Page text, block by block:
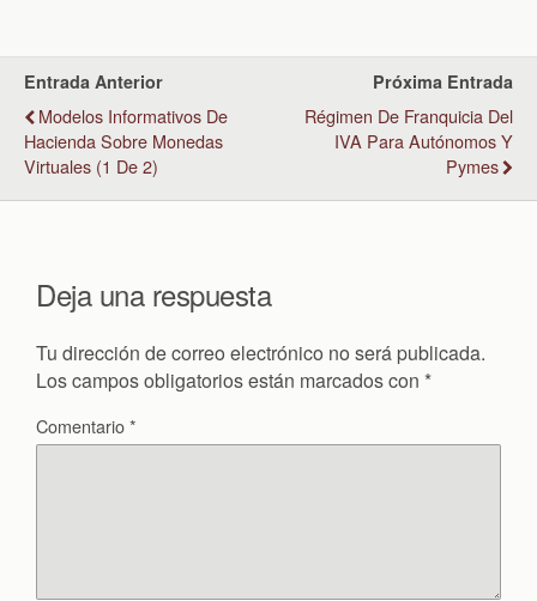
Entrada Anterior
Modelos Informativos De
Hacienda Sobre Monedas
Virtuales (1 De 2)
Próxima Entrada
Régimen De Franquicia Del
IVA Para Autónomos Y
Pymes
Deja una respuesta
Tu dirección de correo electrónico no será publicada.
Los campos obligatorios están marcados con *
Comentario*